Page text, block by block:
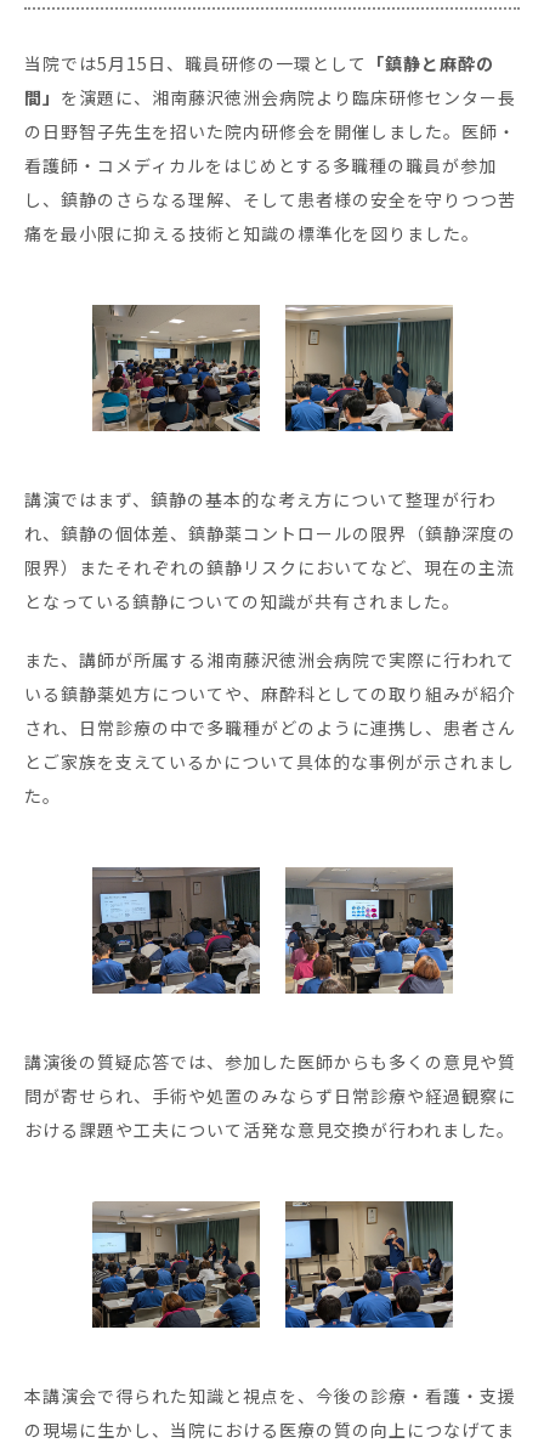
当院では5月15日、職員研修の一環として 「鎮静と麻酔の
間」 を演題に、湘南藤沢徳洲会病院より臨床研修センター長
の日野智子先生を招いた院内研修会を開催しました。医師・
看護師・コメディカルをはじめとする多職種の職員が参加
し、鎮静のさらなる理解、そして患者様の安全を守りつつ苦
痛を最小限に抑える技術と知識の標準化を図りました。
講演ではまず、鎮静の基本的な考え方について整理が行わ
れ、鎮静の個体差、鎮静薬コントロールの限界（鎮静深度の
限界）またそれぞれの鎮静リスクにおいてなど、現在の主流
となっている鎮静についての知識が共有されました。
また、講師が所属する湘南藤沢徳洲会病院で実際に行われて
いる鎮静薬処方についてや、麻酔科としての取り組みが紹介
され、日常診療の中で多職種がどのように連携し、患者さん
とご家族を支えているかについて具体的な事例が示されまし
た。
講演後の質疑応答では、参加した医師からも多くの意見や質
問が寄せられ、手術や処置のみならず日常診療や経過観察に
おける課題や工夫について活発な意見交換が行われました。
本講演会で得られた知識と視点を、今後の診療・看護・支援
の現場に生かし、当院における医療の質の向上につなげてま